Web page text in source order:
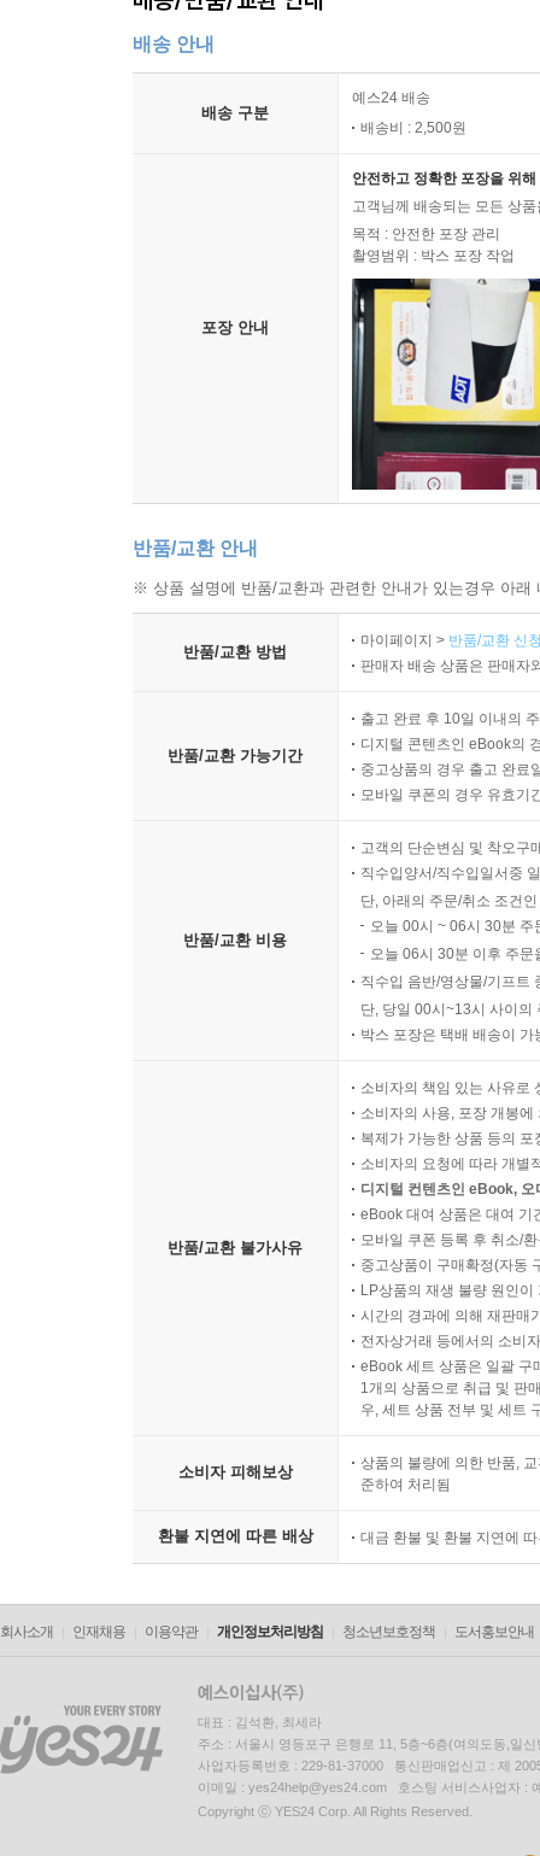
배송 안내
배송 구분
예스24 배송
배송비 : 2,500원
포장 안내
안전하고 정확한 포장을 위
고객님께 배송되는 모든 상
목적 : 안전한 포장 관리
촬영범위 : 박스 포장 작업
반품/교환 안내
※ 상품 설명에 반품/교환과 관련한 안내가 있는경우 아
반품/교환 방법
마이페이지 > 반품/교환 신
판매자 배송 상품은 판매자
반품/교환 가능기간
출고 완료 후 10일 이내의
디지털 콘텐츠인 eBook의
중고상품의 경우 출고 완료
모바일 쿠폰의 경우 유효기
반품/교환 비용
고객의 단순변심 및 착오구
직수입양서/직수입일서중
단, 아래의 주문/취소 조건
오늘 00시 ~ 06시 30분
오늘 06시 30분 이후 주
직수입 음반/영상물/기프트
단, 당일 00시~13시 사이의
박스 포장은 택배 배송이
반품/교환 불가사유
소비자의 책임 있는 사유로
소비자의 사용, 포장 개봉
복제가 가능한 상품 등의
소비자의 요청에 따라 개별
디지털 컨텐츠인 eBook,
eBook 대여 상품은 대여 기
모바일 쿠폰 등록 후 취소/
중고상품이 구매확정(자동
LP상품의 재생 불량 원인
시간의 경과에 의해 재판매
전자상거래 등에서의 소비
eBook 세트 상품은 일괄 구
1개의 상품으로 취급 및 판
우, 세트 상품 전부 및 세트
소비자 피해보상
상품의 불량에 의한 반품,
준하여 처리됨
환불 지연에 따른 배상 대금 환불 및 환불 지연에
회사소개 인재채용 이용약관 개인정보처리방침 청소년보호정책 도서홍보안내
대표 : 김석환, 최세라
주소 : 서울시 영등포구 은행로 11, 5층~6층(여의도동,일신
사업자등록번호 : 229-81-37000 통신판매업신고 : 제
이메일 : yes24help@yes24.com 호스팅 서비스사업자 :
Copyright ⓒ YES24 Corp. All Rights Reserved.